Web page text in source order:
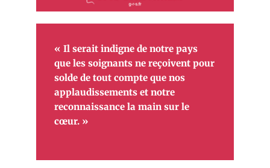
« Il serait indigne de notre pays
que les soignants ne reçoivent pour
solde de tout compte que nos
applaudissements et notre
reconnaissance la main sur le
cœur. »